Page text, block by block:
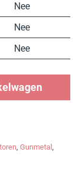
Nee
Nee
Nee
, Gunmetal ,